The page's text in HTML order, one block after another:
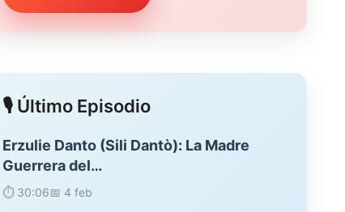
🎙️ Último Episodio
Erzulie Danto (Sili Dantò): La Madre
Guerrera del…
⏱️ 30:06📅 4 feb